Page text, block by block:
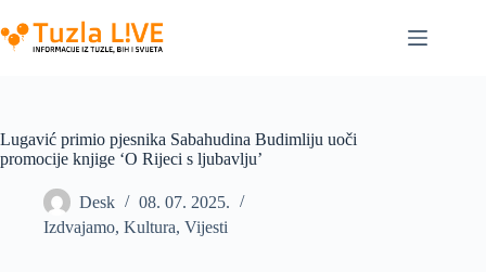
to
content
Lugavić primio pjesnika Sabahudina Budimliju uoči
promocije knjige ‘O Rijeci s ljubavlju’
Desk
08. 07. 2025.
Izdvajamo, Kultura, Vijesti